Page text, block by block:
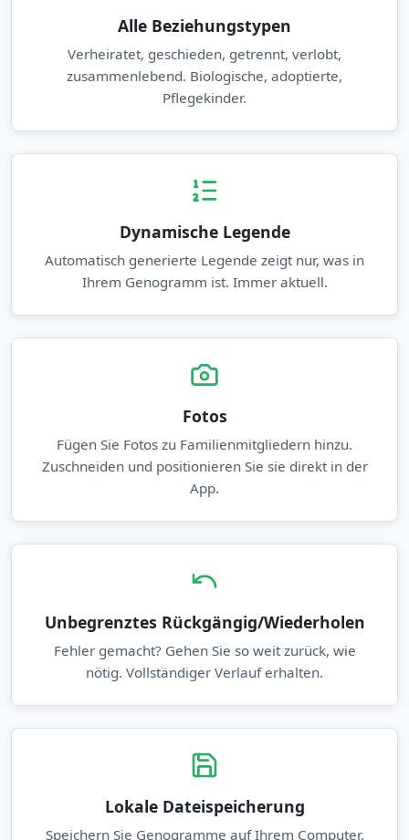
Alle Beziehungstypen
Verheiratet, geschieden, getrennt, verlobt,
zusammenlebend. Biologische, adoptierte,
Pflegekinder.
Dynamische Legende
Automatisch generierte Legende zeigt nur, was in
Ihrem Genogramm ist. Immer aktuell.
Fotos
Fügen Sie Fotos zu Familienmitgliedern hinzu.
Zuschneiden und positionieren Sie sie direkt in der
App.
Unbegrenztes Rückgängig/Wiederholen
Fehler gemacht? Gehen Sie so weit zurück, wie
nötig. Vollständiger Verlauf erhalten.
Lokale Dateispeicherung
Speichern Sie Genogramme auf Ihrem Computer.